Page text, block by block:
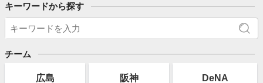
キーワードから探す
チーム
広島 阪神 DeNA